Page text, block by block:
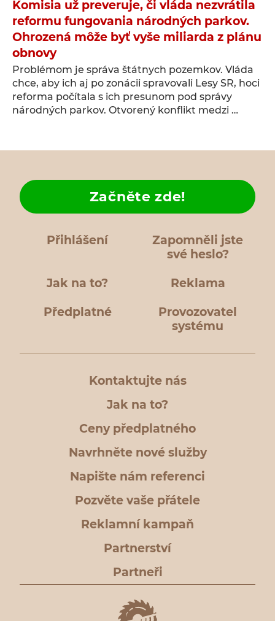
Komisia už preveruje, či vláda nezvrátila
reformu fungovania národných parkov.
Ohrozená môže byť vyše miliarda z plánu
obnovy
Problémom je správa štátnych pozemkov. Vláda
chce, aby ich aj po zonácii spravovali Lesy SR, hoci
reforma počítala s ich presunom pod správy
národných parkov. Otvorený konflikt medzi …
Přihlášení
Zapomněli jste
své heslo?
Jak na to?
Začněte zde!
Reklama
Předplatné
Provozovatel
systému
Kontaktujte nás
Jak na to?
Ceny předplatného
Navrhněte nové služby
Napište nám referenci
Pozvěte vaše přátele
Reklamní kampaň
Partnerství
Partneři